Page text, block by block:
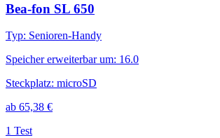
Bea-fon SL 650
Typ: Senioren-Handy
Speicher erweiterbar um: 16.0
Steckplatz: microSD
ab 65,38 €
1 Test